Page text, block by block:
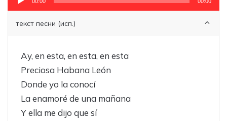
текст песни (исп.)
Ay, en esta, en esta, en esta
Preciosa Habana León
Donde yo la conocí
La enamoré de una mañana
Y ella me dijo que sí